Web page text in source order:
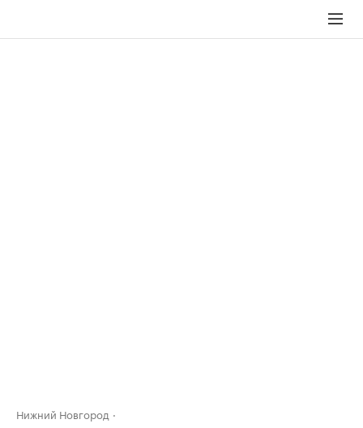
Нижний Новгород